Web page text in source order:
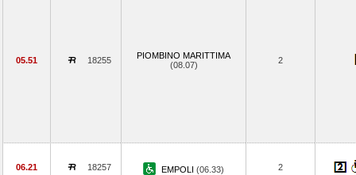
05.51 18255
PIOMBINO MARITTIMA
(08.07)
2
06.21 18257 EMPOLI (06.33) 2